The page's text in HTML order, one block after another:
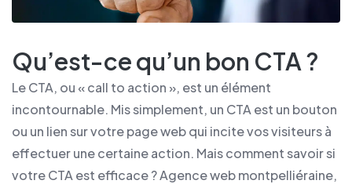
Qu’est-ce qu’un bon CTA ?
Le CTA, ou « call to action », est un élément
incontournable. Mis simplement, un CTA est un bouton
ou un lien sur votre page web qui incite vos visiteurs à
effectuer une certaine action. Mais comment savoir si
votre CTA est efficace ? Agence web montpelliéraine,